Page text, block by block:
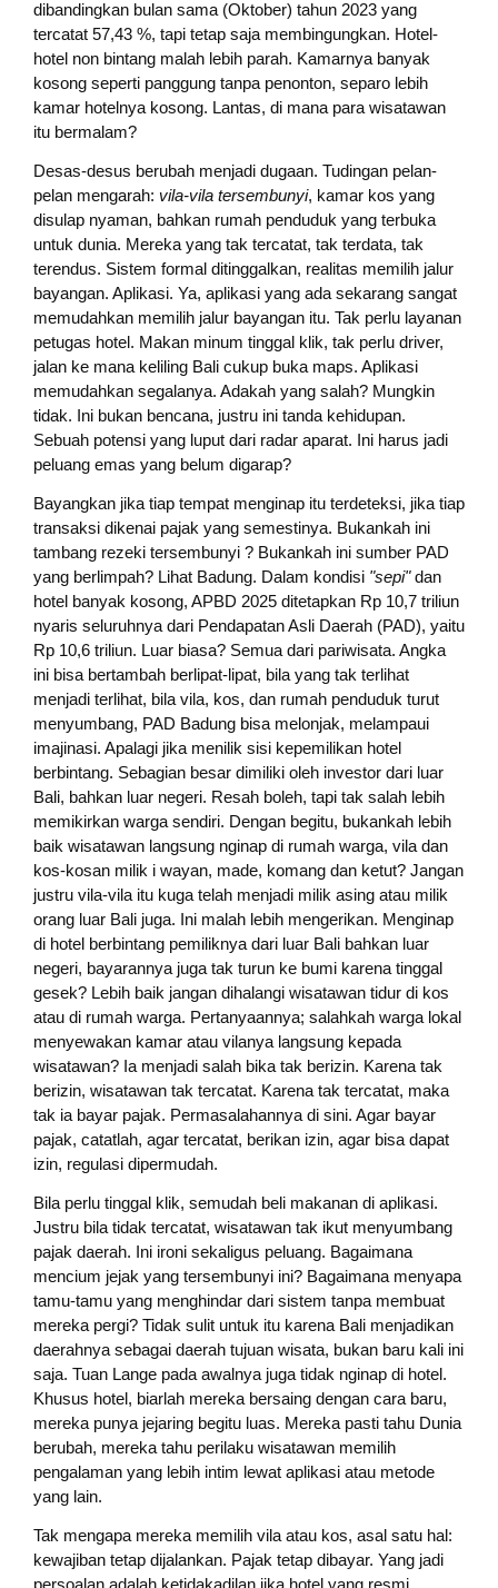
dibandingkan bulan sama (Oktober) tahun 2023 yang
tercatat 57,43 %, tapi tetap saja membingungkan. Hotel-
hotel non bintang malah lebih parah. Kamarnya banyak
kosong seperti panggung tanpa penonton, separo lebih
kamar hotelnya kosong. Lantas, di mana para wisatawan
itu bermalam?
Desas-desus berubah menjadi dugaan. Tudingan pelan-
pelan mengarah: vila-vila tersembunyi, kamar kos yang
disulap nyaman, bahkan rumah penduduk yang terbuka
untuk dunia. Mereka yang tak tercatat, tak terdata, tak
terendus. Sistem formal ditinggalkan, realitas memilih jalur
bayangan. Aplikasi. Ya, aplikasi yang ada sekarang sangat
memudahkan memilih jalur bayangan itu. Tak perlu layanan
petugas hotel. Makan minum tinggal klik, tak perlu driver,
jalan ke mana keliling Bali cukup buka maps. Aplikasi
memudahkan segalanya. Adakah yang salah? Mungkin
tidak. Ini bukan bencana, justru ini tanda kehidupan.
Sebuah potensi yang luput dari radar aparat. Ini harus jadi
peluang emas yang belum digarap?
Bayangkan jika tiap tempat menginap itu terdeteksi, jika tiap
transaksi dikenai pajak yang semestinya. Bukankah ini
tambang rezeki tersembunyi ? Bukankah ini sumber PAD
yang berlimpah? Lihat Badung. Dalam kondisi "sepi"dan
hotel banyak kosong, APBD 2025 ditetapkan Rp 10,7 triliun
nyaris seluruhnya dari Pendapatan Asli Daerah (PAD), yaitu
Rp 10,6 triliun. Luar biasa? Semua dari pariwisata. Angka
ini bisa bertambah berlipat-lipat, bila yang tak terlihat
menjadi terlihat, bila vila, kos, dan rumah penduduk turut
menyumbang, PAD Badung bisa melonjak, melampaui
imajinasi. Apalagi jika menilik sisi kepemilikan hotel
berbintang. Sebagian besar dimiliki oleh investor dari luar
Bali, bahkan luar negeri. Resah boleh, tapi tak salah lebih
memikirkan warga sendiri. Dengan begitu, bukankah lebih
baik wisatawan langsung nginap di rumah warga, vila dan
kos-kosan milik i wayan, made, komang dan ketut? Jangan
justru vila-vila itu kuga telah menjadi milik asing atau milik
orang luar Bali juga. Ini malah lebih mengerikan. Menginap
di hotel berbintang pemiliknya dari luar Bali bahkan luar
negeri, bayarannya juga tak turun ke bumi karena tinggal
gesek? Lebih baik jangan dihalangi wisatawan tidur di kos
atau di rumah warga. Pertanyaannya; salahkah warga lokal
menyewakan kamar atau vilanya langsung kepada
wisatawan? Ia menjadi salah bika tak berizin. Karena tak
berizin, wisatawan tak tercatat. Karena tak tercatat, maka
tak ia bayar pajak. Permasalahannya di sini. Agar bayar
pajak, catatlah, agar tercatat, berikan izin, agar bisa dapat
izin, regulasi dipermudah.
Bila perlu tinggal klik, semudah beli makanan di aplikasi.
Justru bila tidak tercatat, wisatawan tak ikut menyumbang
pajak daerah. Ini ironi sekaligus peluang. Bagaimana
mencium jejak yang tersembunyi ini? Bagaimana menyapa
tamu-tamu yang menghindar dari sistem tanpa membuat
mereka pergi? Tidak sulit untuk itu karena Bali menjadikan
daerahnya sebagai daerah tujuan wisata, bukan baru kali ini
saja. Tuan Lange pada awalnya juga tidak nginap di hotel.
Khusus hotel, biarlah mereka bersaing dengan cara baru,
mereka punya jejaring begitu luas. Mereka pasti tahu Dunia
berubah, mereka tahu perilaku wisatawan memilih
pengalaman yang lebih intim lewat aplikasi atau metode
yang lain.
Tak mengapa mereka memilih vila atau kos, asal satu hal:
kewajiban tetap dijalankan. Pajak tetap dibayar. Yang jadi